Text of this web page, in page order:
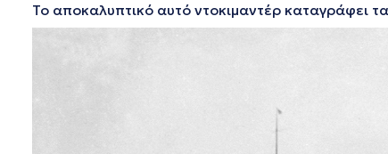
Το αποκαλυπτικό αυτό ντοκιμαντέρ καταγράφει